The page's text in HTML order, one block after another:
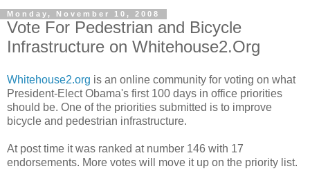
Monday, November 10, 2008
Vote For Pedestrian and Bicycle
Infrastructure on Whitehouse2.Org
Whitehouse2.org is an online community for voting on what
President-Elect Obama's first 100 days in office priorities
should be. One of the priorities submitted is to improve
bicycle and pedestrian infrastructure.
At post time it was ranked at number 146 with 17
endorsements. More votes will move it up on the priority list.